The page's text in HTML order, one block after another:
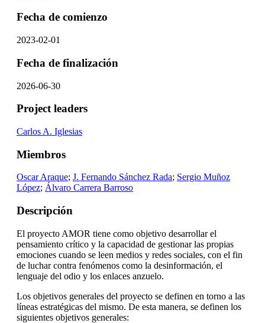
Fecha de comienzo
2023-02-01
Fecha de finalización
2026-06-30
Project leaders
Carlos A. Iglesias
Miembros
Oscar Araque; J. Fernando Sánchez Rada; Sergio Muñoz
López; Álvaro Carrera Barroso
Descripción
El proyecto AMOR tiene como objetivo desarrollar el
pensamiento crítico y la capacidad de gestionar las propias
emociones cuando se leen medios y redes sociales, con el fin
de luchar contra fenómenos como la desinformación, el
lenguaje del odio y los enlaces anzuelo.
Los objetivos generales del proyecto se definen en torno a las
líneas estratégicas del mismo. De esta manera, se definen los
siguientes objetivos generales: